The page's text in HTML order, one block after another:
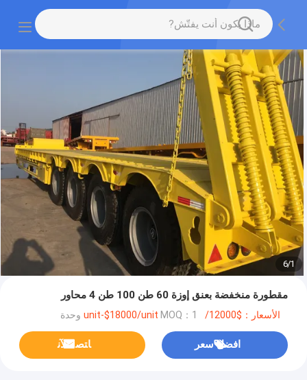
1
/
6
مقطورة منخفضة بعنق إوزة 60 طن 100 طن 4 محاور
الأسعار：$12000/unit-$18000/unit MOQ：1 وحدة
افضل سعر ﺎﺘﺼﻟ ﺍﻶﻧ